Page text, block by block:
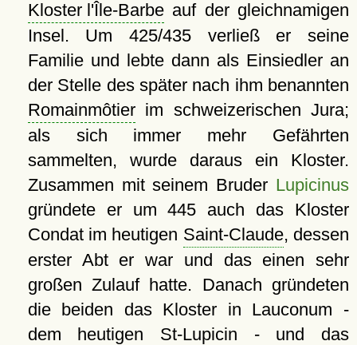
Kloster l'Île-Barbeauf der gleichnamigen
Insel. Um 425/435 verließ er seine
Familie und lebte dann als Einsiedler an
der Stelle des später nach ihm benannten
Romainmôtierim schweizerischen Jura;
als sich immer mehr Gefährten
sammelten, wurde daraus ein Kloster.
Zusammen mit seinem Bruder Lupicinus
gründete er um 445 auch das Kloster
Condat im heutigen Saint-Claude, dessen
erster Abt er war und das einen sehr
großen Zulauf hatte. Danach gründeten
die beiden das Kloster in Lauconum -
dem heutigen St-Lupicin - und das